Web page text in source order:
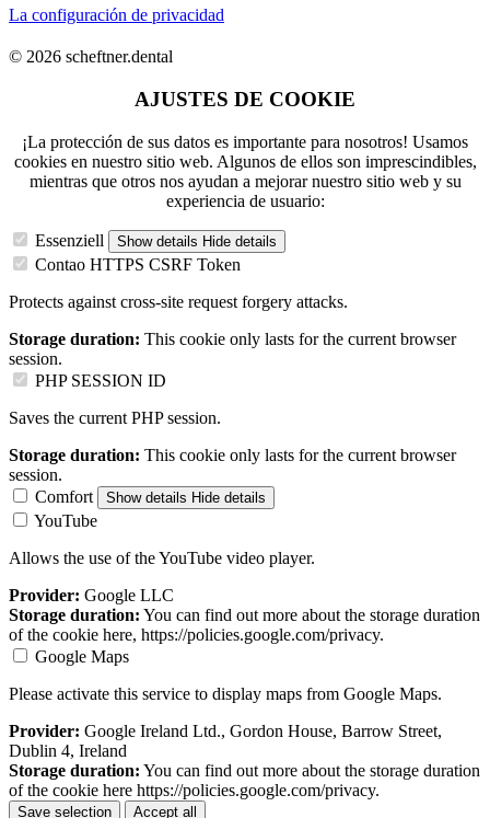
La configuración de privacidad
© 2026 scheftner.dental
AJUSTES DE COOKIE
¡La protección de sus datos es importante para nosotros! Usamos
cookies en nuestro sitio web. Algunos de ellos son imprescindibles,
mientras que otros nos ayudan a mejorar nuestro sitio web y su
experiencia de usuario:
Essenziell Show details Hide details
Contao HTTPS CSRF Token
Protects against cross-site request forgery attacks.
Storage duration: This cookie only lasts for the current browser
session.
PHP SESSION ID
Saves the current PHP session.
Storage duration: This cookie only lasts for the current browser
session.
Comfort
Show details Hide details
YouTube
Allows the use of the YouTube video player.
Provider: Google LLC
Storage duration: You can find out more about the storage duration
of the cookie here, https://policies.google.com/privacy.
Google Maps
Please activate this service to display maps from Google Maps.
Provider: Google Ireland Ltd., Gordon House, Barrow Street,
Dublin 4, Ireland
Storage duration: You can find out more about the storage duration
of the cookie here https://policies.google.com/privacy.
Save selection Accept all